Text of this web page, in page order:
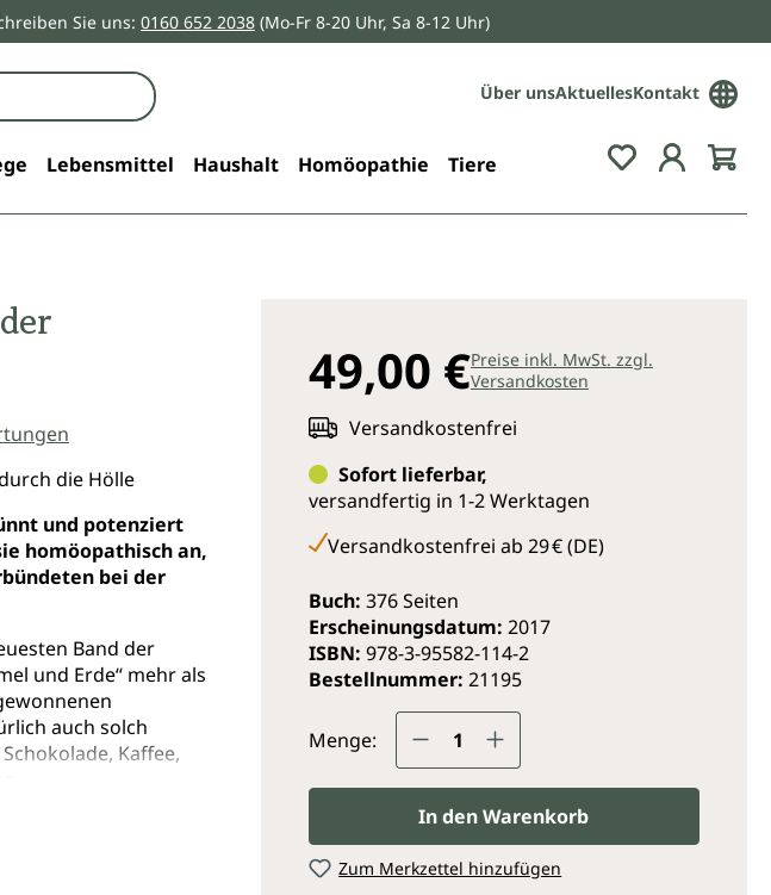
Sie uns: 0160 652 2038 (Mo-Fr 8-20 Uhr, Sa 8-12 Uhr)
Über unsAktuellesKontakt
Lebensmittel Haushalt Homöopathie Tiere Du hast 0
die Hölle
und potenziert
homöopathisch an,
bei der
Band der
und Erde“ mehr als
auch solch
Kaffee,
49,00 €Preise inkl. MwSt. zzgl.
Versandkosten
Versandkostenfrei
Sofort lieferbar,
versandfertig in 1-2 Werktagen
Versandkostenfrei ab 29 € (DE)
Buch: 376 Seiten
Erscheinungsdatum: 2017
ISBN: 978-3-95582-114-2
Bestellnummer: 21195
Menge: Produkt Anzahl: Gib den
In den Warenkorb
Zum Merkzettel hinzufügen